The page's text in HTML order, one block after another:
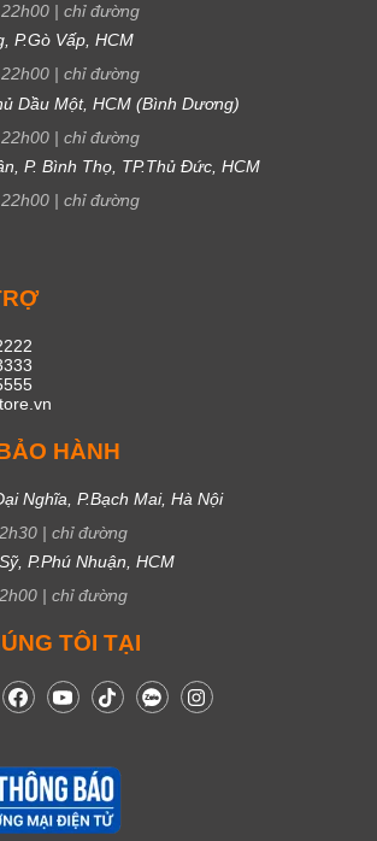
22h00 | chỉ đường
P.Gò Vấp, HCM
22h00 | chỉ đường
Dầu Một, HCM (Bình Dương)
22h00 | chỉ đường
P. Bình Thọ, TP.Thủ Đức, HCM
22h00 | chỉ đường
HÀNH
Nghĩa, P.Bạch Mai, Hà Nội
| chỉ đường
P.Phú Nhuận, HCM
| chỉ đường
TÔI TẠI